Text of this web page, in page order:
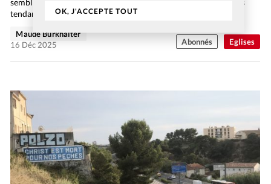
OK, J'ACCEPTE TOUT
Eglises
semble que la pandémie a bel et bien contribué à accentuer des
tendances…
Maude Burkhalter
16 Déc 2025
Abonnés